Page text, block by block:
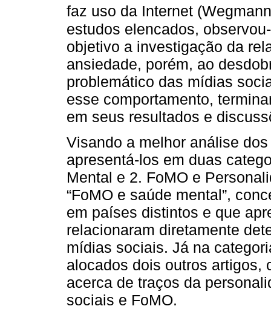
faz uso da Internet
estudos elencados,
objetivo a investigação da
ansiedade, porém, ao
problemático das mídias
esse comportamento,
em seus resultados e
Visando a melhor análise
apresentá-los em duas
Mental e 2. FoMO e
“FoMO e saúde mental”,
em países distintos e que
relacionaram diretamente
mídias sociais. Já na
alocados dois outros artigos,
acerca de traços da
sociais e FoMO.